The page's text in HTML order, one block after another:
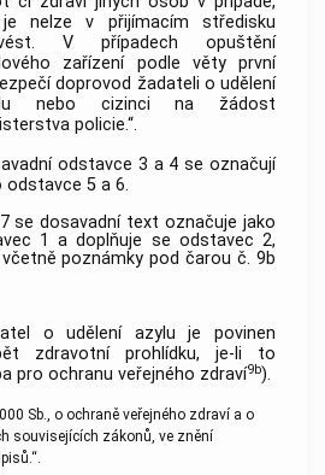
nelze v přijímacím středisku
V případech opuštění
zařízení podle věty první
doprovod žadateli o udělení
nebo cizinci na žádost
policie.“.
odstavce 3 a 4 se označují
odstavce 5 a 6.
se dosavadní text označuje jako
1 a doplňuje se odstavec 2,
poznámky pod čarou č. 9b
o udělení azylu je povinen
zdravotní prohlídku, je-li to
pro ochranu veřejného zdraví9b).
Sb., o ochraně veřejného zdraví a o
souvisejících zákonů, ve znění